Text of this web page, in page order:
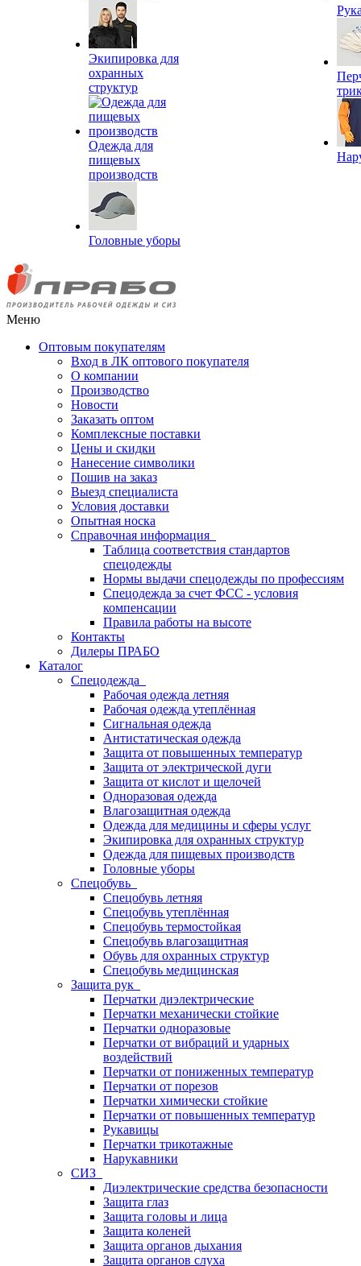
Экипировка для
охранных
структур
Одежда для
пищевых
производств
Головные уборы
Меню
Оптовым покупателям
Вход в ЛК оптового покупателя
О компании
Производство
Новости
Заказать оптом
Комплексные поставки
Цены и скидки
Нанесение символики
Пошив на заказ
Выезд специалиста
Условия доставки
Опытная носка
Справочная информация
Таблица соответствия стандартов
спецодежды
Нормы выдачи спецодежды по профессиям
Спецодежда за счет ФСС - условия
компенсации
Правила работы на высоте
Контакты
Дилеры ПРАБО
Каталог
Спецодежда
Рабочая одежда летняя
Рабочая одежда утеплённая
Сигнальная одежда
Антистатическая одежда
Защита от повышенных температур
Защита от электрической дуги
Защита от кислот и щелочей
Одноразовая одежда
Влагозащитная одежда
Одежда для медицины и сферы услуг
Экипировка для охранных структур
Одежда для пищевых производств
Головные уборы
Спецобувь
Спецобувь летняя
Спецобувь утеплённая
Спецобувь термостойкая
Спецобувь влагозащитная
Обувь для охранных структур
Спецобувь медицинская
Защита рук
Перчатки диэлектрические
Перчатки механически стойкие
Перчатки одноразовые
Перчатки от вибраций и ударных
воздействий
Перчатки от пониженных температур
Перчатки от порезов
Перчатки химически стойкие
Перчатки от повышенных температур
Рукавицы
Перчатки трикотажные
Нарукавники
СИЗ
Диэлектрические средства безопасности
Защита глаз
Защита головы и лица
Защита коленей
Защита органов дыхания
Защита органов слуха